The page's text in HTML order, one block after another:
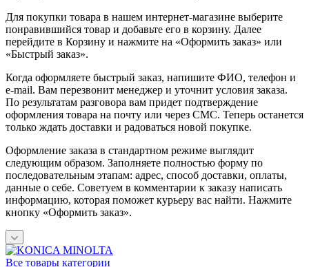
Для покупки товара в нашем интернет-магазине выберите
понравившийся товар и добавьте его в корзину. Далее
перейдите в Корзину и нажмите на «Оформить заказ» или
«Быстрый заказ».
Когда оформляете быстрый заказ, напишите ФИО, телефон и
e-mail. Вам перезвонит менеджер и уточнит условия заказа.
По результатам разговора вам придет подтверждение
оформления товара на почту или через СМС. Теперь останется
только ждать доставки и радоваться новой покупке.
Оформление заказа в стандартном режиме выглядит
следующим образом. Заполняете полностью форму по
последовательным этапам: адрес, способ доставки, оплаты,
данные о себе. Советуем в комментарии к заказу написать
информацию, которая поможет курьеру вас найти. Нажмите
кнопку «Оформить заказ».
Все товары категории